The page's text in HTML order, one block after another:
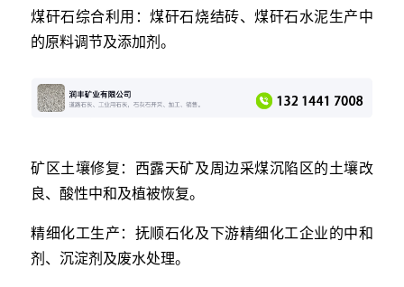
煤矸石综合利用：煤矸石烧结砖、煤矸石水泥生产中
的原料调节及添加剂。
矿区土壤修复：西露天矿及周边采煤沉陷区的土壤改
良、酸性中和及植被恢复。
精细化工生产：抚顺石化及下游精细化工企业的中和
剂、沉淀剂及废水处理。